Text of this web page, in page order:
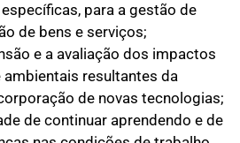
para a gestão de
de bens e serviços;
e a avaliação dos impactos
resultantes da
de novas tecnologias;
de continuar aprendendo e de